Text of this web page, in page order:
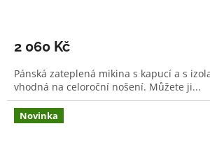
2 060 Kč
Pánská zateplená mikina s kapucí a s
vhodná na celoroční nošení. Můžete ji...
Novinka